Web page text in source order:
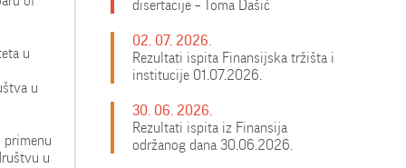
u
u
u
disertacije – Toma Dašić
02. 07. 2026.
Rezultati ispita Finansijska tržišta i
institucije 01.07.2026.
30. 06. 2026.
Rezultati ispita iz Finansija
održanog dana 30.06.2026.